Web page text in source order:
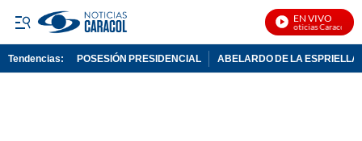
EN VIVO
Noticias Caracol En
Tendencias: POSESIÓN PRESIDENCIAL ABELARDO DE LA ESPRIELLA